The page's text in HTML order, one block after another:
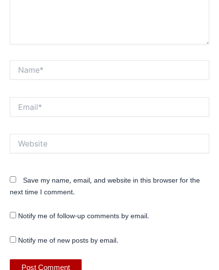
Save my name, email, and website in this browser for the
next time I comment.
Notify me of follow-up comments by email.
Notify me of new posts by email.